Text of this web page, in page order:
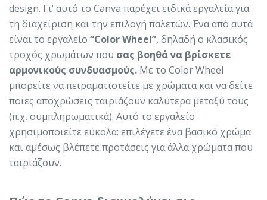
design. Γι’ αυτό το Canva παρέχει ειδικά εργαλεία για
τη διαχείριση και την επιλογή παλετών. Ένα από αυτά
είναι το εργαλείο “Color Wheel”, δηλαδή ο κλασικός
τροχός χρωμάτων που σας βοηθά να βρίσκετε
αρμονικούς συνδυασμούς. Με το Color Wheel
μπορείτε να πειραματιστείτε με χρώματα και να δείτε
ποιες αποχρώσεις ταιριάζουν καλύτερα μεταξύ τους
(π.χ. συμπληρωματικά). Αυτό το εργαλείο
χρησιμοποιείτε εύκολα: επιλέγετε ένα βασικό χρώμα
και αμέσως βλέπετε προτάσεις για άλλα χρώματα που
ταιριάζουν.